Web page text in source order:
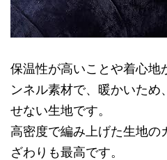
保温性が高いことや着心地
ンネル素材で、暖かいた
せない生地です。
高密度で編み上げた生地の
ざわりも最高です。